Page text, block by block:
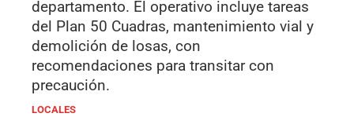
departamento. El operativo incluye tareas
del Plan 50 Cuadras, mantenimiento vial y
demolición de losas, con
recomendaciones para transitar con
precaución.
LOCALES